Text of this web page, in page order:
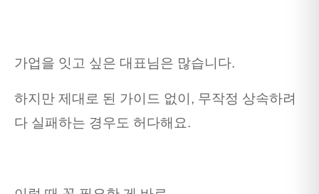
가업을 잇고 싶은 대표님은 많습니다.
하지만 제대로 된 가이드 없이, 무작정 상속하려
다 실패하는 경우도 허다해요.